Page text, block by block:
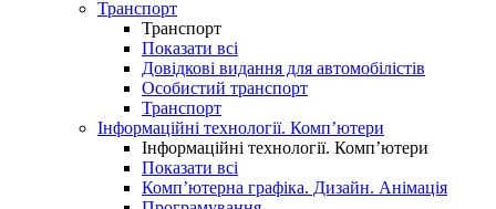
Транспорт
Транспорт
Показати всі
Довідкові видання для автомобілістів
Особистий транспорт
Транспорт
Інформаційні технології. Комп’ютери
Інформаційні технології. Комп’ютери
Показати всі
Комп’ютерна графіка. Дизайн. Анімація